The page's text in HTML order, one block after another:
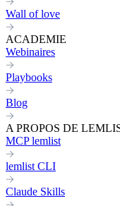
Wall of love
ACADEMIE
Webinaires
Playbooks
Blog
A PROPOS DE
MCP lemlist
lemlist CLI
Claude Skills